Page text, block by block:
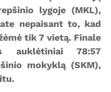
lygoje (MKL),
nepaisant to, kad
tik 7 vietą. Finale
auklėtiniai 78:57
mokyklą (SKM),